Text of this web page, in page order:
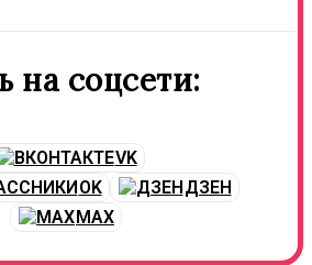
на соцсети:
VK
OK
ДЗЕН
MAX